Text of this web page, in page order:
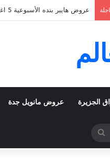
عروض هايبر بنده الأسبوعية 5 اغسطس 2026 الموافق 22 صفر 1448 Back To School
الجزيرة عروض مانويل جدة
بحث
عن